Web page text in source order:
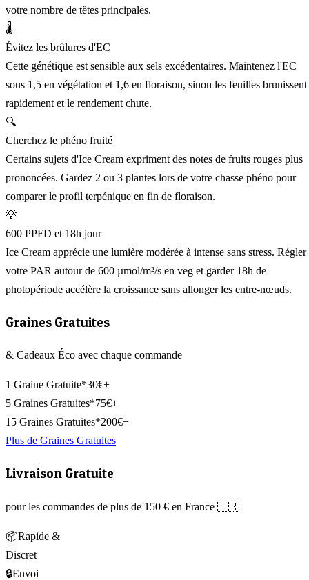
votre nombre de têtes principales.
🌡️
Évitez les brûlures d'EC
Cette génétique est sensible aux sels excédentaires. Maintenez l'EC
sous 1,5 en végétation et 1,6 en floraison, sinon les feuilles brunissent
rapidement et le rendement chute.
🔍
Cherchez le phéno fruité
Certains sujets d'Ice Cream expriment des notes de fruits rouges plus
prononcées. Gardez 2 ou 3 plantes lors de votre chasse phéno pour
comparer le profil terpénique en fin de floraison.
💡
600 PPFD et 18h jour
Ice Cream apprécie une lumière modérée à intense sans stress. Régler
votre PAR autour de 600 µmol/m²/s en veg et garder 18h de
photopériode accélère la croissance sans allonger les entre-nœuds.
Graines Gratuites
& Cadeaux Éco avec chaque commande
1 Graine Gratuite*30€+
5 Graines Gratuites*75€+
15 Graines Gratuites*200€+
Plus de Graines Gratuites
Livraison Gratuite
pour les commandes de plus de 150 € en France 🇫🇷
📦Rapide &
Discret
🔒Envoi